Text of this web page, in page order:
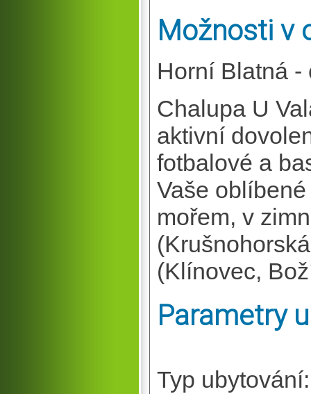
Možnosti v
Horní Blatná -
Chalupa U
aktivní
fotbalové a
Vaše
mořem, v
(Klínovec,
Parametry
Typ